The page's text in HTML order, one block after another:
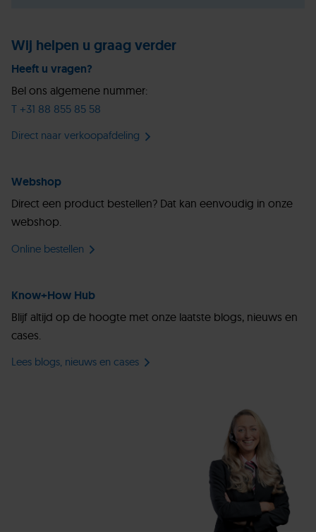
Wij helpen u graag verder
Heeft u vragen?
Bel ons algemene nummer:
T +31 88 855 85 58
Direct naar verkoopafdeling
Webshop
Direct een product bestellen? Dat kan eenvoudig in onze
webshop.
Online bestellen
Know+How Hub
Blijf altijd op de hoogte met onze laatste blogs, nieuws en
cases.
Lees blogs, nieuws en cases